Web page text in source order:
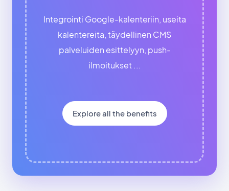
Integrointi Google-kalenteriin, useita
kalentereita, täydellinen CMS
palveluiden esittelyyn, push-
ilmoitukset ...
Explore all the benefits